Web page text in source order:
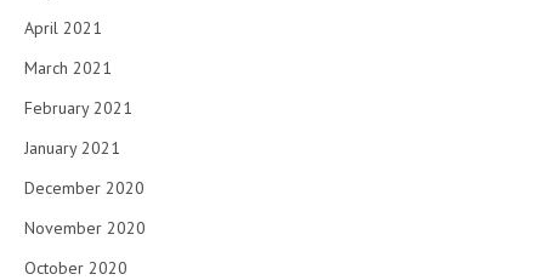
April 2021
March 2021
February 2021
January 2021
December 2020
November 2020
October 2020